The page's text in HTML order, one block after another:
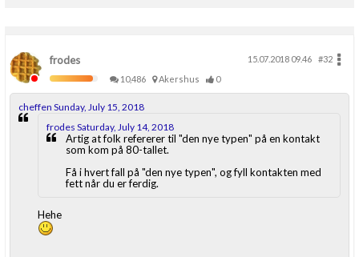
frodes 15.07.2018 09.46
#32
10,486
Akershus 0
cheffen Sunday, July 15, 2018
frodes Saturday, July 14, 2018
Artig at folk refererer til "den nye typen" på en kontakt
som kom på 80-tallet.
Få i hvert fall på "den nye typen", og fyll kontakten med
fett når du er ferdig.
Hehe